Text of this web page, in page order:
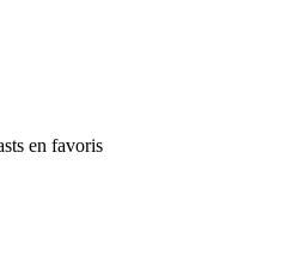
en favoris